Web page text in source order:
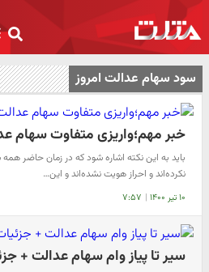
سود سهام عدالت امروز
خبر مهم؛واریزی متفاوت سهام
باید به این نکته اشاره شود که در زمان حاضر
نکرده‌اند و احراز هویت نشده‌اند و این…
۱۰ تیر ۱۴۰۰ | ۷:۵۷
سیر تا پیاز وام سهام عدالت +